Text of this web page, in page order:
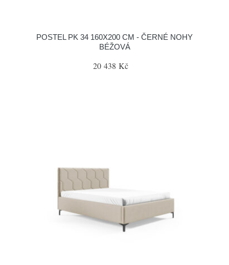
POSTEL PK 34 160X200 CM - ČERNÉ NOHY
BÉŽOVÁ
20 438 Kč